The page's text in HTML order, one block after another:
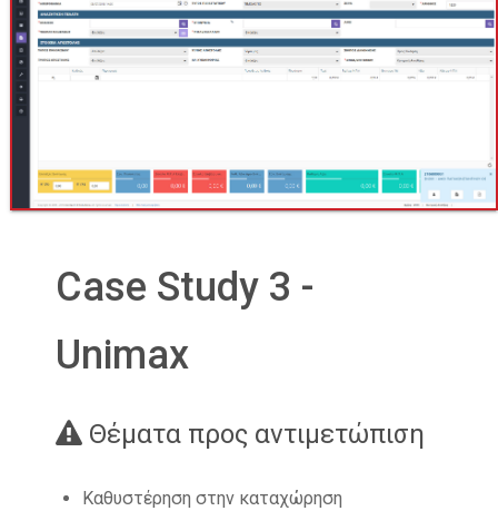
Case Study 3 -
Unimax
Θέματα προς αντιμετώπιση
Καθυστέρηση στην καταχώρηση